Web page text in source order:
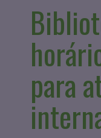
para